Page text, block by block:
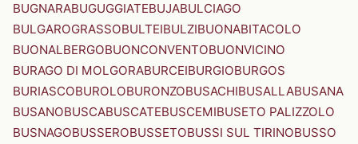
BUGNARABUGUGGIATEBUJABULCIAGO
BULGAROGRASSOBULTEIBULZIBUONABITACOLO
BUONALBERGOBUONCONVENTOBUONVICINO
BURAGO DI MOLGORABURCEIBURGIOBURGOS
BURIASCOBUROLOBURONZOBUSACHIBUSALLABUSANA
BUSANOBUSCABUSCATEBUSCEMIBUSETO PALIZZOLO
BUSNAGOBUSSEROBUSSETOBUSSI SUL TIRINOBUSSO